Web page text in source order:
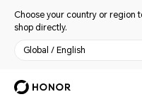
Choose your country or region
shop directly.
Global / English